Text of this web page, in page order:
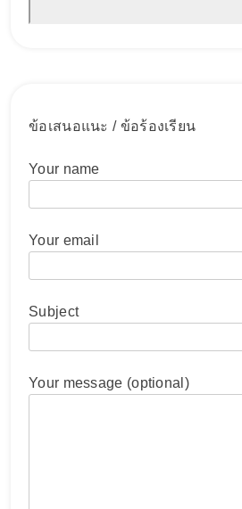
ข้อเสนอแนะ / ข้อร้องเรียน
Your name
Your email
Subject
Your message (optional)